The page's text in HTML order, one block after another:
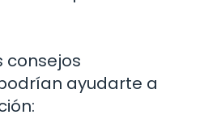
consejos
ayudarte a